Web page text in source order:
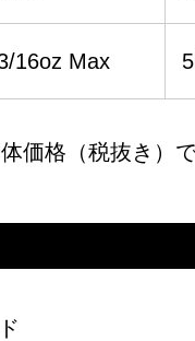
16oz Max
価格（税抜き）で